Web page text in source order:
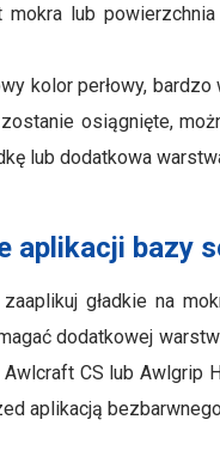
lub
kolor perłowy,
osiągnięte,
lub dodatkowa
aplikacji bazy
gładkie na
dodatkowej
Awlcraft CS lub Awlgrip
aplikacją